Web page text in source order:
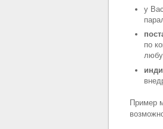
у
по
Пример